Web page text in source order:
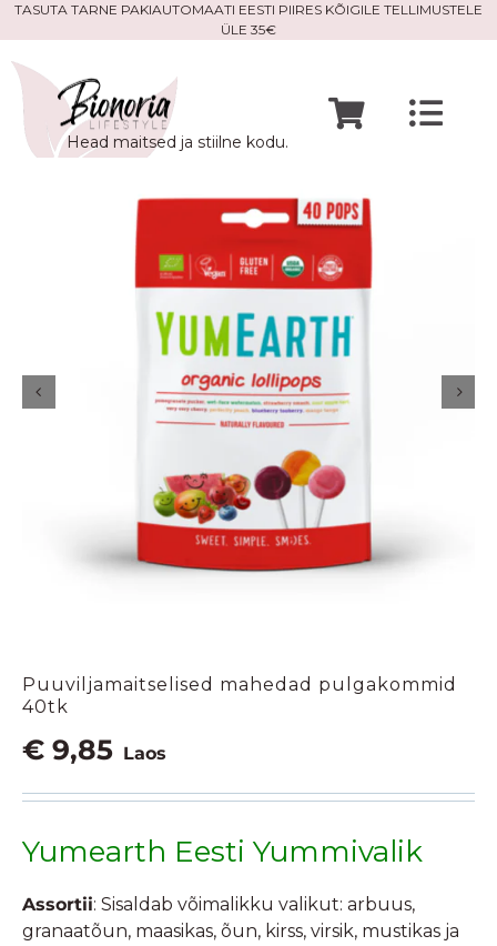
Skip
to
content
TASUTA TARNE PAKIAUTOMAATI EESTI PIIRES KÕIGILE TELLIMUSTELE
ÜLE 35€
Head maitsed ja stiilne kodu.
Kontakt
Puuviljamaitselised mahedad pulgakommid
40tk
€ 9,85 Laos
Yumearth Eesti Yummivalik
Assortii: Sisaldab võimalikku valikut: arbuus,
granaatõun, maasikas, õun, kirss, virsik, mustikas ja